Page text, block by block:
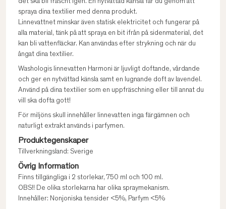
det ska bli fräscht igen. En nytvättad känsla får du genom att
spraya dina textilier med denna produkt.
Linnevattnet minskar även statisk elektricitet och fungerar på
alla material, tänk på att spraya en bit ifrån på sidenmaterial, det
kan bli vattenfläckar. Kan användas efter strykning och när du
ångat dina textilier.
Washologis linnevatten Harmoni är ljuvligt doftande, vårdande
och ger en nytvättad känsla samt en lugnande doft av lavendel.
Använd på dina textilier som en uppfräschning eller till annat du
vill ska dofta gott!
För miljöns skull innehåller linnevatten inga färgämnen och
naturligt extrakt används i parfymen.
Produktegenskaper
Tillverkningsland: Sverige
Övrig Information
Finns tillgängliga i 2 storlekar, 750 ml och 100 ml.
OBS!! De olika storlekarna har olika spraymekanism.
Innehåller: Nonjoniska tensider <5%, Parfym <5%